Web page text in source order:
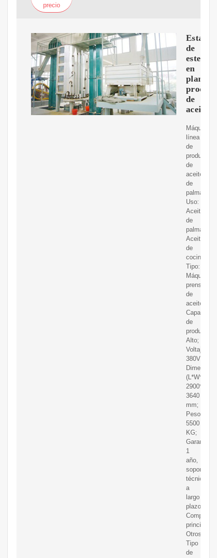
precio
de
en
planta
de
aceite
Máquina
línea
de
producción
de
aceite
de
palma.
Uso:
Aceite
de
palma,
Aceite
de
cocina;
Tipo:
Máquina
prensadora
de
aceite;
Capacidad
de
Alto;
Voltaje:
380V/
Dimensión
(L*W*H):
3640
mm;
Peso:
5500
KG;
Garantía:
1
año,
soporte
técnico
a
largo
plazo;
Otros;
Tipo
de